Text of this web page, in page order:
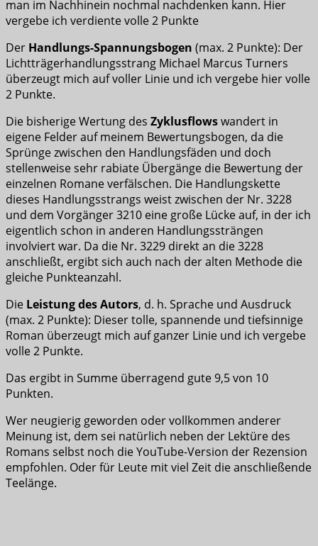
man im Nachhinein nochmal nachdenken kann. Hier
vergebe ich verdiente volle 2 Punkte
Der Handlungs-Spannungsbogen (max. 2 Punkte): Der
Lichtträgerhandlungsstrang Michael Marcus Turners
überzeugt mich auf voller Linie und ich vergebe hier volle
2 Punkte.
Die bisherige Wertung des Zyklusflowswandert in
eigene Felder auf meinem Bewertungsbogen, da die
Sprünge zwischen den Handlungsfäden und doch
stellenweise sehr rabiate Übergänge die Bewertung der
einzelnen Romane verfälschen. Die Handlungskette
dieses Handlungsstrangs weist zwischen der Nr. 3228
und dem Vorgänger 3210 eine große Lücke auf, in der ich
eigentlich schon in anderen Handlungssträngen
involviert war. Da die Nr. 3229 direkt an die 3228
anschließt, ergibt sich auch nach der alten Methode die
gleiche Punkteanzahl.
Die Leistung des Autors, d. h. Sprache und Ausdruck
(max. 2 Punkte): Dieser tolle, spannende und tiefsinnige
Roman überzeugt mich auf ganzer Linie und ich vergebe
volle 2 Punkte.
Das ergibt in Summe überragend gute 9,5 von 10
Punkten.
Wer neugierig geworden oder vollkommen anderer
Meinung ist, dem sei natürlich neben der Lektüre des
Romans selbst noch die YouTube-Version der Rezension
empfohlen. Oder für Leute mit viel Zeit die anschließende
Teelänge.